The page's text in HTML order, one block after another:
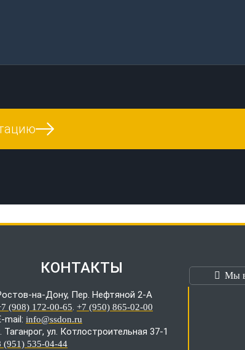
КОНТАКТЫ
на-Дону, Пер. Нефтяной 2-А
(908) 172-00-65. +7 (950) 865-02-00
mail: info@ssdon.ru
Таганрог, ул. Котлостроительная 37-1
(951) 535-04-44
Мы